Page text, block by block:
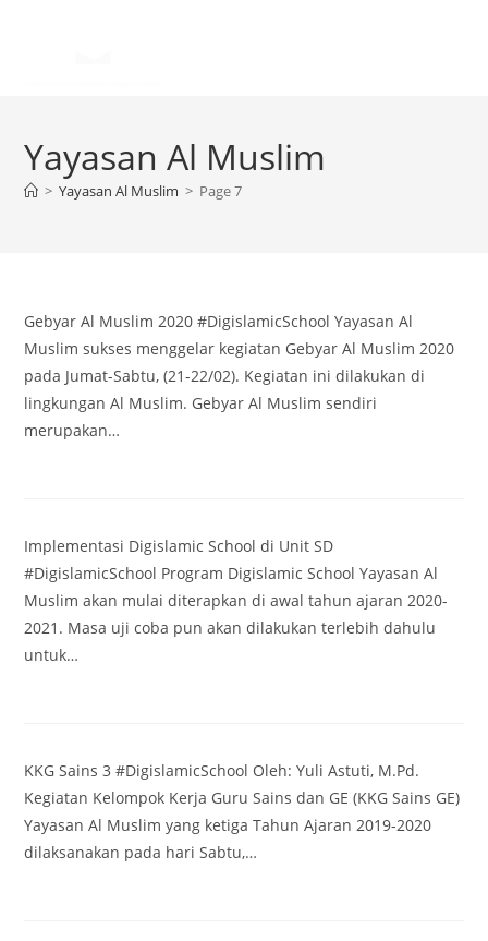
Yayasan Al Muslim
> Yayasan Al Muslim > Page 7
Gebyar Al Muslim 2020 #DigislamicSchool Yayasan Al
Muslim sukses menggelar kegiatan Gebyar Al Muslim 2020
pada Jumat-Sabtu, (21-22/02). Kegiatan ini dilakukan di
lingkungan Al Muslim. Gebyar Al Muslim sendiri
merupakan…
Implementasi Digislamic School di Unit SD
#DigislamicSchool Program Digislamic School Yayasan Al
Muslim akan mulai diterapkan di awal tahun ajaran 2020-
2021. Masa uji coba pun akan dilakukan terlebih dahulu
untuk…
KKG Sains 3 #DigislamicSchool Oleh: Yuli Astuti, M.Pd.
Kegiatan Kelompok Kerja Guru Sains dan GE (KKG Sains GE)
Yayasan Al Muslim yang ketiga Tahun Ajaran 2019-2020
dilaksanakan pada hari Sabtu,…